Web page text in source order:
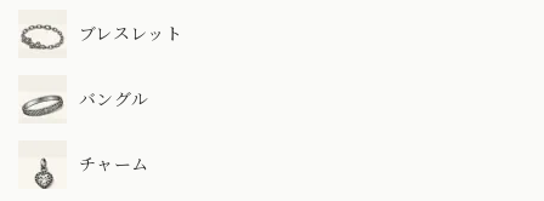
ブレスレット
バングル
チャーム